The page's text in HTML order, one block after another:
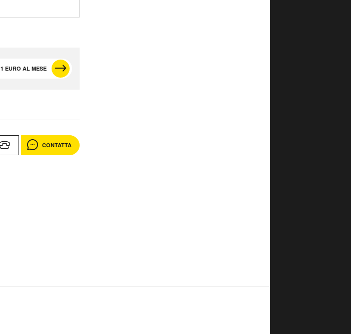
1 EURO AL MESE
CONTATTA